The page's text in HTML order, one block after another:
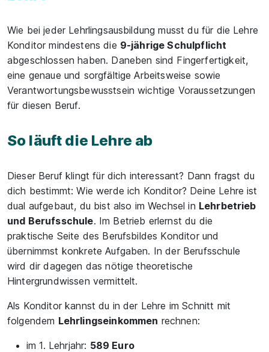
Wie bei jeder Lehrlingsausbildung musst du für die Lehre
Konditor mindestens die 9-jährige Schulpflicht
abgeschlossen haben. Daneben sind Fingerfertigkeit,
eine genaue und sorgfältige Arbeitsweise sowie
Verantwortungsbewusstsein wichtige Voraussetzungen
für diesen Beruf.
So läuft die Lehre ab
Dieser Beruf klingt für dich interessant? Dann fragst du
dich bestimmt: Wie werde ich Konditor? Deine Lehre ist
dual aufgebaut, du bist also im Wechsel in Lehrbetrieb
und Berufsschule. Im Betrieb erlernst du die
praktische Seite des Berufsbildes Konditor und
übernimmst konkrete Aufgaben. In der Berufsschule
wird dir dagegen das nötige theoretische
Hintergrundwissen vermittelt.
Als Konditor kannst du in der Lehre im Schnitt mit
folgendem Lehrlingseinkommen rechnen:
im 1. Lehrjahr: 589 Euro